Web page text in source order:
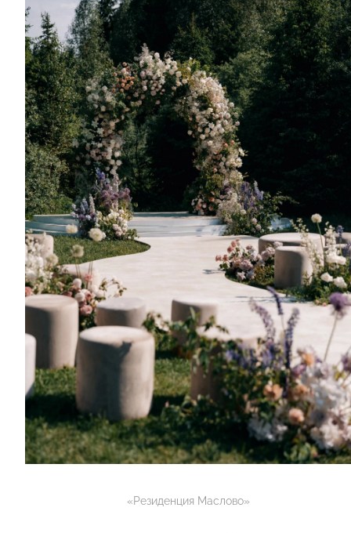
«Резиденция Маслово»